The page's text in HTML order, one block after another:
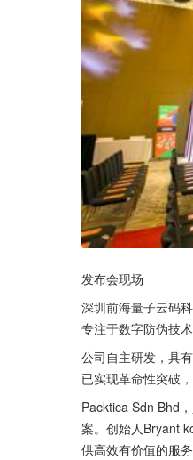
发布会现场
深圳前海量子云码
专注于数字防伪技
公司自主研发，具
已实现革命性突破
Packtica Sdn Bhd
案。创始人Bryant
供高效有价值的服